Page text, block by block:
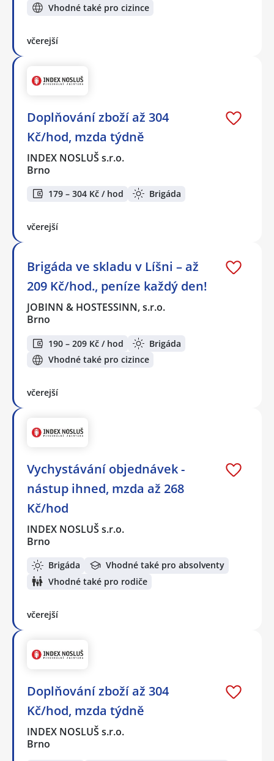
Vhodné také pro cizince
včerejší
Doplňování zboží až 304
Kč/hod, mzda týdně
INDEX NOSLUŠ s.r.o.
Brno
179 – 304 Kč / hod Brigáda
včerejší
Brigáda ve skladu v Líšni – až
209 Kč/hod., peníze každý den!
JOBINN & HOSTESSINN, s.r.o.
Brno
190 – 209 Kč / hod
Brigáda
Vhodné také pro cizince
včerejší
Vychystávání objednávek -
nástup ihned, mzda až 268
Kč/hod
INDEX NOSLUŠ s.r.o.
Brno
Brigáda
Vhodné také pro absolventy
Vhodné také pro rodiče
včerejší
Doplňování zboží až 304
Kč/hod, mzda týdně
INDEX NOSLUŠ s.r.o.
Brno